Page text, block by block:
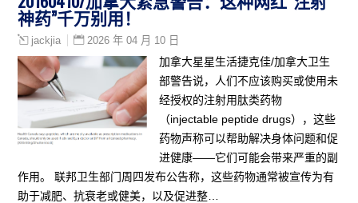
神药”千万别用！
jackjia 2026 年 04 月 10 日
加拿大星星生活捷克佳/加拿大卫生
部警告说，人们不应该购买或使用未
经授权的注射用肽类药物
（injectable peptide drugs），这些
药物声称可以帮助解决身体问题和促
进健康——它们可能会带来严重的副
作用。 联邦卫生部门周四发布公告称，这些药物通常被宣传为有
助于减肥、抗衰老或健美，以及促进整…